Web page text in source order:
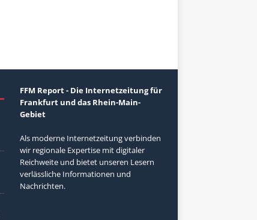
FFM Report - Die Internetzeitung für
Frankfurt und das Rhein-Main-
Gebiet
Als moderne Internetzeitung verbinden
wir regionale Expertise mit digitaler
Reichweite und bietet unseren Lesern
verlässliche Informationen und
Nachrichten.